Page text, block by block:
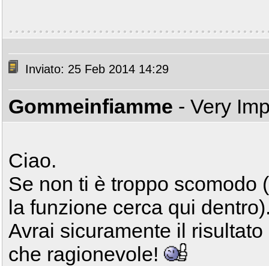
Inviato: 25 Feb 2014 14:29
Gommeinfiamme - Very
Ciao.
Se non ti è troppo scomodo
la funzione cerca qui
Avrai sicuramente il
che ragionevole!